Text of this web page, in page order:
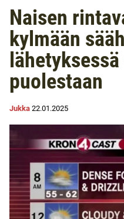
Naisen
kylmään
puolestaan
Jukka 22.01.2025